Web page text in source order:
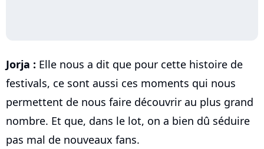
Jorja : Elle nous a dit que pour cette histoire de
festivals, ce sont aussi ces moments qui nous
permettent de nous faire découvrir au plus grand
nombre. Et que, dans le lot, on a bien dû séduire
pas mal de nouveaux fans.